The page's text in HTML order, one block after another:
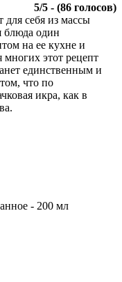
5/5 - (86 голосов)
для себя из массы
блюда один
на ее кухне и
многих этот рецепт
единственным и
что по
икра, как в
- 200 мл